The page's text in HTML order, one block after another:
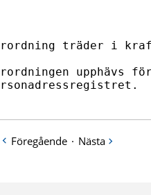
träder i
upphävs
Föregående · Nästa